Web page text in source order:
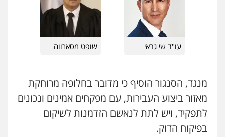
עו"ד זוהר ארבל
פלילי פשיעה חמורה מעצרים וחקירות
קטינים
0538788878
עו"ד אסף דוק
פלילי עבירות מין סמים והימורים פשיעה
חמורה חקירות ומעצרים צווארון לבן והונאה
0526885006
עו"ד שי גבאי שופט מסארווה
מנגד, הסנגור הוסיף כי מדובר בחלופה מרוחקת
מאזור ביצוע העבירות, עם מפקחים אמינים ונכונים
לתפקיד, ויש לתת לנאשם הזדמנות לשיקום
בפיקוח הדוק.
עו"ד דותן דניאלי
פלילי צווארון לבן פשיעה
כלכלית עורכי דין לענייני אסירים
0542442982
משפחה נוער
0505417090